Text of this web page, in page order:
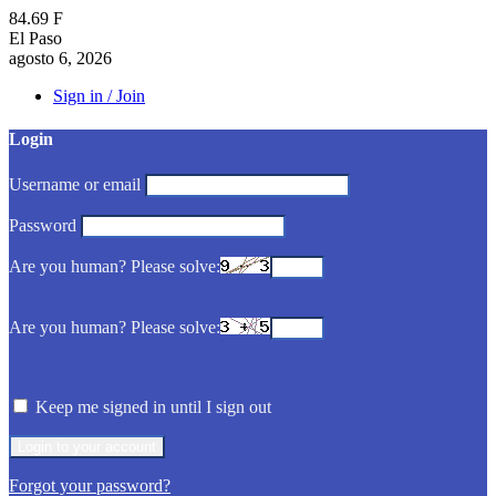
84.69 F
El Paso
agosto 6, 2026
Sign in / Join
Login
Username or email
Password
Are you human? Please solve:
Are you human? Please solve:
Keep me signed in until I sign out
Forgot your password?